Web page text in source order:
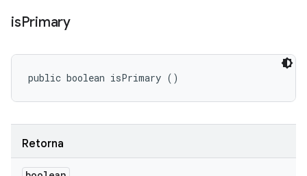
isPrimary
public boolean isPrimary ()
Retorna